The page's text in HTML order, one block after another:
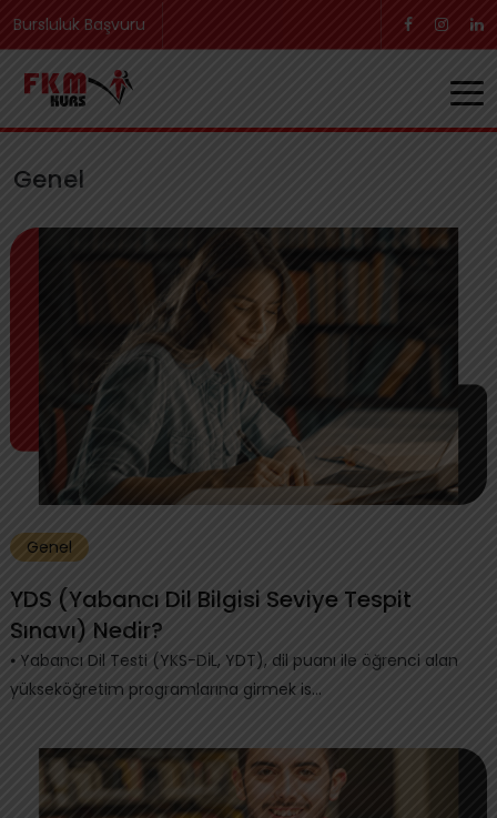
Bursluluk Başvuru
Genel
Genel
YDS (Yabancı Dil Bilgisi Seviye Tespit
Sınavı) Nedir?
⦁ Yabancı Dil Testi (YKS-DİL, YDT), dil puanı ile öğrenci alan
yükseköğretim programlarına girmek is...